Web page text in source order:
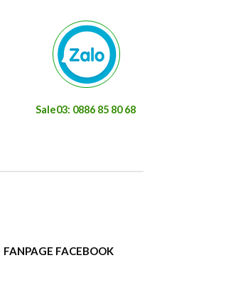
Sale03: 0886 85 80 68
FANPAGE FACEBOOK